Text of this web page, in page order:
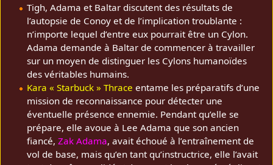
Tigh, Adama et Baltar discutent des résultats de
l’autopsie de Conoy et de l’implication troublante :
n’importe lequel d’entre eux pourrait être un Cylon.
Adama demande à Baltar de commencer à travailler
sur un moyen de distinguer les Cylons humanoïdes
des véritables humains.
Kara « Starbuck » Thrace entame les préparatifs d’une
mission de reconnaissance pour détecter une
éventuelle présence ennemie. Pendant qu’elle se
prépare, elle avoue à Lee Adama que son ancien
fiancé, Zak Adama, avait échoué à l’entraînement de
vol de base, mais qu’en tant qu’instructrice, elle l’avait